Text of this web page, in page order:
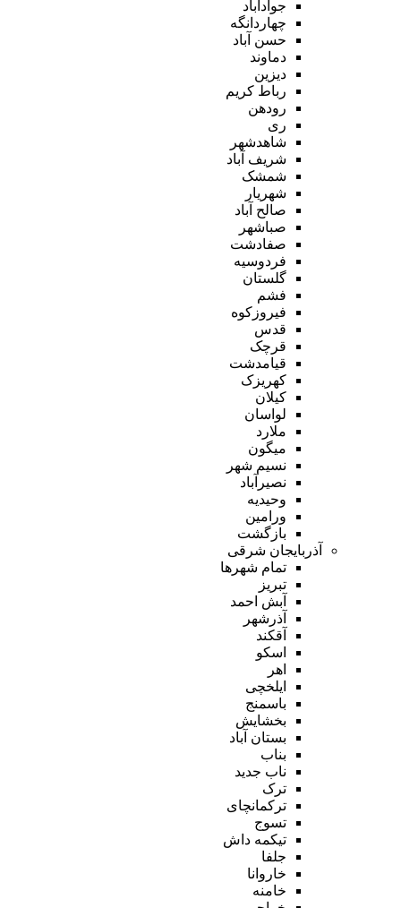
جوادآباد
چهاردانگه
حسن آباد
دماوند
دیزین
رباط کریم
رودهن
ری
شاهدشهر
شریف آباد
شمشک
شهریار
صالح آباد
صباشهر
صفادشت
فردوسیه
گلستان
فشم
فیروزکوه
قدس
قرچک
قیامدشت
کهریزک
کیلان
لواسان
ملارد
میگون
نسیم شهر
نصیرآباد
وحیدیه
ورامین
بازگشت
آذربایجان شرقی
تمام شهر‌ها
تبریز
آبش احمد
آذرشهر
آقکند
اسکو
اهر
ایلخچی
باسمنج
بخشایش
بستان آباد
بناب
ناب جدید
ترک
ترکمانچای
تسوج
تیکمه داش
جلفا
خاروانا
خامنه